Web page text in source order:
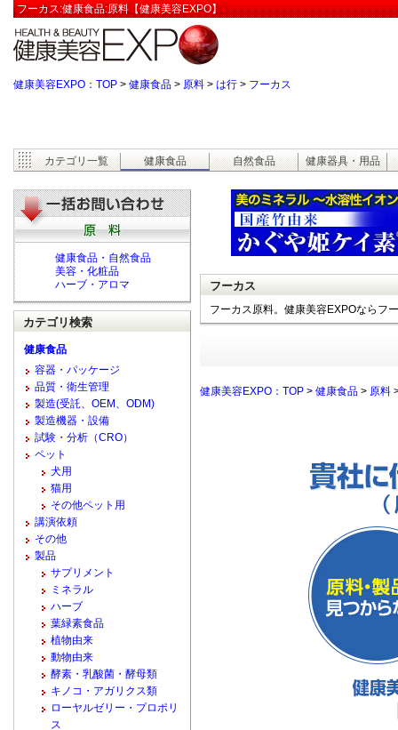
フーカス:健康食品:原料【健康美容EXPO】
健康美容EXPO：TOP > 健康食品 > 原料 > は行 > フーカス
カテゴリ一覧 健康食品 自然食品 健康器具・用品
フーカス
フーカス原料。健康美容EXPOならフ
健康美容EXPO：TOP > 健康食品 > 原料
健康食品・自然食品
美容・化粧品
ハーブ・アロマ
カテゴリ検索
健康食品
容器・パッケージ
品質・衛生管理
製造(受託、OEM、ODM)
製造機器・設備
試験・分析（CRO）
ペット
犬用
猫用
その他ペット用
講演依頼
その他
製品
サプリメント
ミネラル
ハーブ
葉緑素食品
植物由来
動物由来
酵素・乳酸菌・酵母類
キノコ・アガリクス類
ローヤルゼリー・プロポリ
ス